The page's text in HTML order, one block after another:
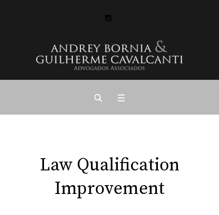
Law Qualification
Improvement